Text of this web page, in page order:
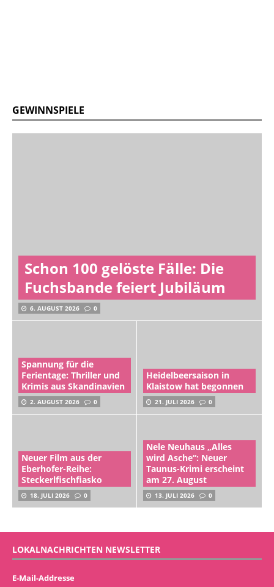
GEWINNSPIELE
Schon 100 gelöste Fälle: Die
Fuchsbande feiert Jubiläum
6. AUGUST 2026 0
Spannung für die
Ferientage: Thriller und
Krimis aus Skandinavien
2. AUGUST 2026 0
Heidelbeersaison in
Klaistow hat begonnen
21. JULI 2026 0
Neuer Film aus der
Eberhofer-Reihe:
Steckerlfischfiasko
18. JULI 2026 0
Nele Neuhaus „Alles
wird Asche“: Neuer
Taunus-Krimi erscheint
am 27. August
13. JULI 2026 0
LOKALNACHRICHTEN NEWSLETTER
E-Mail-Addresse